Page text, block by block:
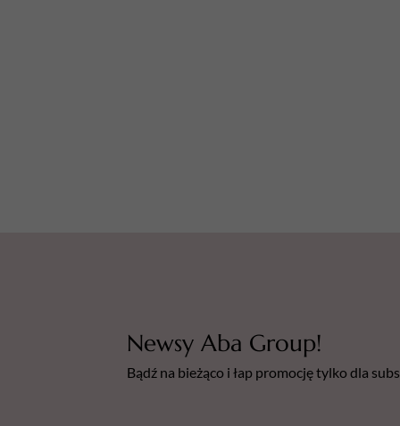
Newsy Aba Group!
Bądź na bieżąco i łap promocję tylko dla